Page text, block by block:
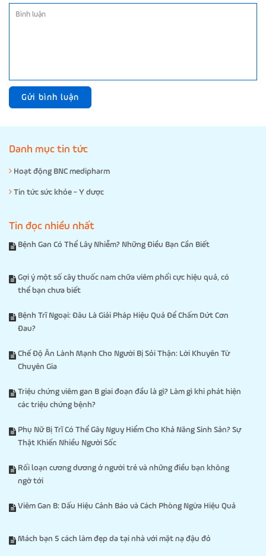
Gửi bình luận
Danh mục tin tức
Hoạt động BNC medipharm
Tin tức sức khỏe - Y dược
Tin đọc nhiều nhất
Bệnh Gan Có Thể Lây Nhiễm? Những Điều Bạn Cần Biết
Gợi ý một số cây thuốc nam chữa viêm phổi cực hiệu quả, có
thể bạn chưa biết
Bệnh Trĩ Ngoại: Đâu Là Giải Pháp Hiệu Quả Để Chấm Dứt Cơn
Đau?
Chế Độ Ăn Lành Mạnh Cho Người Bị Sỏi Thận: Lời Khuyên Từ
Chuyên Gia
Triệu chứng viêm gan B giai đoạn đầu là gì? Làm gì khi phát hiện
các triệu chứng bệnh?
Phụ Nữ Bị Trĩ Có Thể Gây Nguy Hiểm Cho Khả Năng Sinh Sản? Sự
Thật Khiến Nhiều Người Sốc
Rối loạn cương dương ở người trẻ và những điều bạn không
ngờ tới
Viêm Gan B: Dấu Hiệu Cảnh Báo và Cách Phòng Ngừa Hiệu Quả
Mách bạn 5 cách làm đẹp da tại nhà với mặt nạ đậu đỏ